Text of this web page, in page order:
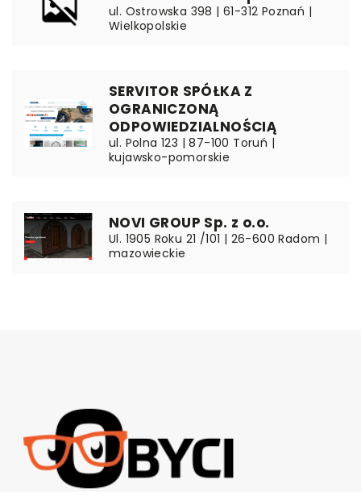
ul. Ostrowska 398 | 61-312 Poznań |
Wielkopolskie
SERVITOR SPÓŁKA Z
OGRANICZONĄ
ODPOWIEDZIALNOŚCIĄ
ul. Polna 123 | 87-100 Toruń |
kujawsko-pomorskie
NOVI GROUP Sp. z o.o.
Ul. 1905 Roku 21 /101 | 26-600 Radom |
mazowieckie